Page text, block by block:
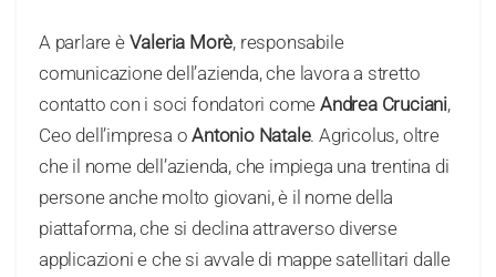
A parlare è Valeria Morè, responsabile
comunicazione dell’azienda, che lavora a stretto
contatto con i soci fondatori comeAndrea Cruciani,
Ceo dell’impresa oAntonio Natale. Agricolus, oltre
che il nome dell’azienda, che impiega una trentina di
persone anche molto giovani, è il nome della
piattaforma, che si declina attraverso diverse
applicazioni e che si avvale di mappe satellitari dalle